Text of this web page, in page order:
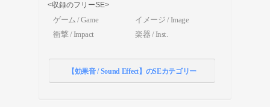
<収録のフリーSE>
ゲーム / Game
イメージ / Image
衝撃 / Impact
楽器 / Inst.
【効果音 / Sound Effect】のSEカテゴリー